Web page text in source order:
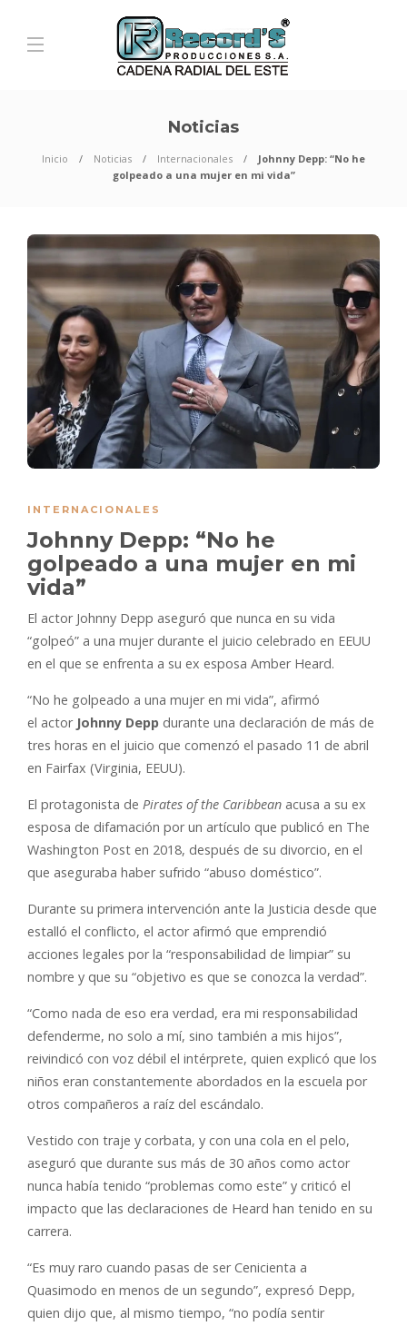
Noticias
Inicio Noticias Internacionales
Johnny Depp: “No he
golpeado a una mujer en mi vida”
INTERNACIONALES
Johnny Depp: “No he
golpeado a una mujer en mi
vida”
El actor Johnny Depp aseguró que nunca en su vida
“golpeó” a una mujer durante el juicio celebrado en EEUU
en el que se enfrenta a su ex esposa Amber Heard.
“No he golpeado a una mujer en mi vida”, afirmó
el actor Johnny Depp durante una declaración de más de
tres horas en el juicio que comenzó el pasado 11 de abril
en Fairfax (Virginia, EEUU).
El protagonista de Pirates of the Caribbean acusa a su ex
esposa de difamación por un artículo que publicó en The
Washington Post en 2018, después de su divorcio, en el
que aseguraba haber sufrido “abuso doméstico”.
Durante su primera intervención ante la Justicia desde que
estalló el conflicto, el actor afirmó que emprendió
acciones legales por la “responsabilidad de limpiar” su
nombre y que su “objetivo es que se conozca la verdad”.
“Como nada de eso era verdad, era mi responsabilidad
defenderme, no solo a mí, sino también a mis hijos”,
reivindicó con voz débil el intérprete, quien explicó que los
niños eran constantemente abordados en la escuela por
otros compañeros a raíz del escándalo.
Vestido con traje y corbata, y con una cola en el pelo,
aseguró que durante sus más de 30 años como actor
nunca había tenido “problemas como este” y criticó el
impacto que las declaraciones de Heard han tenido en su
carrera.
“Es muy raro cuando pasas de ser Cenicienta a
Quasimodo en menos de un segundo”, expresó Depp,
quien dijo que, al mismo tiempo, “no podía sentir